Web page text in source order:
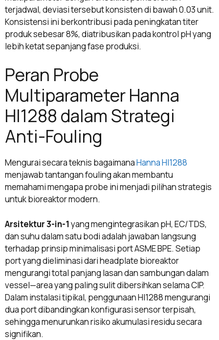
terjadwal, deviasi tersebut konsisten di bawah 0.03 unit.
Konsistensi ini berkontribusi pada peningkatan titer
produk sebesar 8%, diatribusikan pada kontrol pH yang
lebih ketat sepanjang fase produksi.
Peran Probe
Multiparameter Hanna
HI1288 dalam Strategi
Anti-Fouling
Mengurai secara teknis bagaimanaHanna HI1288
menjawab tantangan fouling akan membantu
memahami mengapa probe ini menjadi pilihan strategis
untuk bioreaktor modern.
Arsitektur 3-in-1yang mengintegrasikan pH, EC/TDS,
dan suhu dalam satu bodi adalah jawaban langsung
terhadap prinsip minimalisasi port ASME BPE. Setiap
port yang dieliminasi dari headplate bioreaktor
mengurangi total panjang lasan dan sambungan dalam
vessel—area yang paling sulit dibersihkan selama CIP.
Dalam instalasi tipikal, penggunaan HI1288 mengurangi
dua port dibandingkan konfigurasi sensor terpisah,
sehingga menurunkan risiko akumulasi residu secara
signifikan.